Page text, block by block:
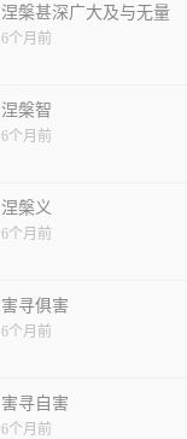
涅槃甚深广大及与无量
6个月前
涅槃智
6个月前
涅槃义
6个月前
害寻俱害
6个月前
害寻自害
6个月前